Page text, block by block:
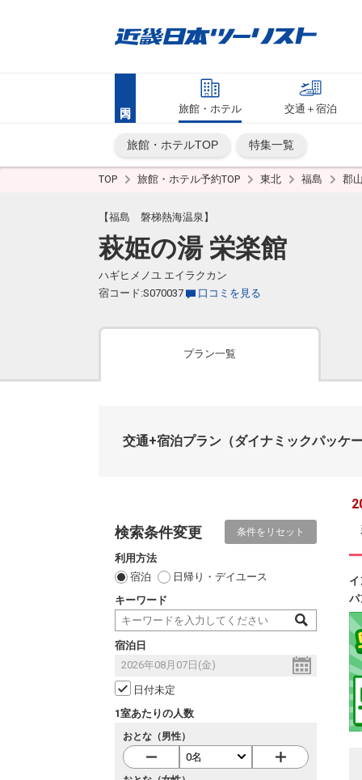
旅館・ホテル 交通＋宿泊
旅館・ホテルTOP 特集一覧
TOP 旅館・ホテル予約TOP 東北 福島 郡
【福島 磐梯熱海温泉】
萩姫の湯 栄楽館
ハギヒメノユ エイラクカン
宿コード:S070037
口コミを見る
プラン一覧
交通+宿泊プラン （ダイナミックパッケ
検索条件変更 条件をリセット
利用方法
宿泊
日帰り・デイユース
キーワード
宿泊日
日付未定
1室あたりの人数
おとな（男性）
パ